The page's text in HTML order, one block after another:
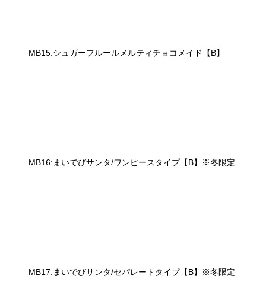
MB15:シュガーフルールメルティチョコメイド【B】
MB16:まいでびサンタ/ワンピースタイプ【B】※冬限定
MB17:まいでびサンタ/セパレートタイプ【B】※冬限定